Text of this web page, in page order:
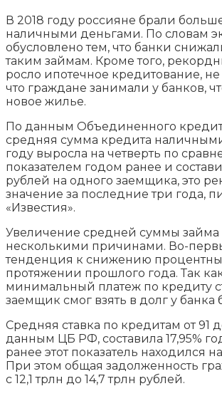
В 2018 году россияне брали
наличными деньгами. По словам
обусловлено тем, что банки
таким займам. Кроме того,
росло ипотечное кредитование,
что граждане занимали у банков,
новое жилье.
По данным Объединенного
средняя сумма кредита
году выросла на четверть по
показателем годом ранее и
рублей на одного заемщика, это
значение за последние три года,
«Известия».
Увеличение средней суммы займа
несколькими причинами. Во-
тенденция к снижению
протяжении прошлого года. Так
минимальный платеж по кредиту
заемщик смог взять в долг у банка
Средняя ставка по кредитам от 91
данным ЦБ РФ, составила 17,95%
ранее этот показатель находился
При этом общая задолженность
с 12,1 трлн до 14,7 трлн рублей.